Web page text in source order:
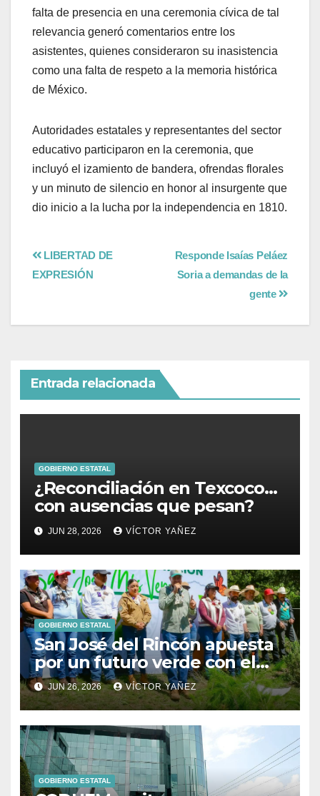
falta de presencia en una ceremonia cívica de tal
relevancia generó comentarios entre los
asistentes, quienes consideraron su inasistencia
como una falta de respeto a la memoria histórica
de México.
Autoridades estatales y representantes del sector
educativo participaron en la ceremonia, que
incluyó el izamiento de bandera, ofrendas florales
y un minuto de silencio en honor al insurgente que
dio inicio a la lucha por la independencia en 1810.
Responde Isaías Peláez
Soria a demandas de la
gente
LIBERTAD DE
EXPRESIÓN
Entrada relacionada
GOBIERNO ESTATAL
¿Reconciliación en Texcoco…
con ausencias que pesan?
JUN 28, 2026 VÍCTOR YAÑEZ
GOBIERNO ESTATAL
San José del Rincón apuesta
por un futuro verde con el
arranque de su Primera
Jornada de Reforestación
JUN 26, 2026 VÍCTOR YAÑEZ
GOBIERNO ESTATAL